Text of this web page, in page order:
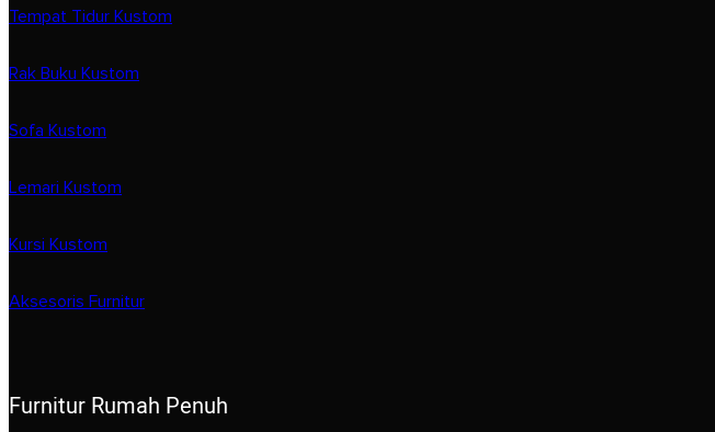
Tempat Tidur Kustom
Rak Buku Kustom
Sofa Kustom
Lemari Kustom
Kursi Kustom
Aksesoris Furnitur
Furnitur Rumah Penuh